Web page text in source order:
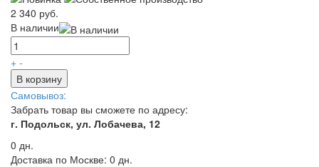
2 340 руб.
В наличии
+ -
В корзину
Самовывоз:
Забрать товар вы сможете по адресу:
г. Подольск, ул. Лобачева, 12
0 дн.
Доставка по Москве: 0 дн.